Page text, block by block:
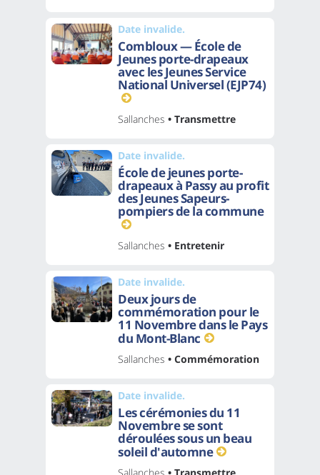
Date invalide.
Combloux — École de
Jeunes porte-drapeaux
avec les Jeunes Service
National Universel (EJP74)
Sallanches • Transmettre
Date invalide.
École de jeunes porte-
drapeaux à Passy au profit
des Jeunes Sapeurs-
pompiers de la commune
Sallanches • Entretenir
Date invalide.
Deux jours de
commémoration pour le
11 Novembre dans le Pays
du Mont-Blanc
Sallanches • Commémoration
Date invalide.
Les cérémonies du 11
Novembre se sont
déroulées sous un beau
soleil d'automne